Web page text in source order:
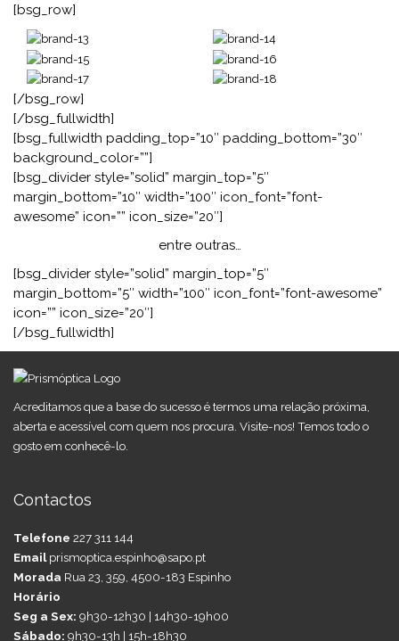
[bsg_row]
[/bsg_row]
[/bsg_fullwidth]
[bsg_fullwidth padding_top=”10″ padding_bottom=”30″
background_color=””]
[bsg_divider style=”solid” margin_top=”5″
margin_bottom=”10″ width=”100″ icon_font=”font-
awesome” icon=”” icon_size=”20″]
entre outras…
[bsg_divider style=”solid” margin_top=”5″
margin_bottom=”5″ width=”100″ icon_font=”font-awesome”
icon=”” icon_size=”20″]
[/bsg_fullwidth]
Acreditamos que a base do sucesso é termos uma relação próxima,
aberta e acessível com quem nos procura. Visite-nos! Temos todo o
gosto em conhecê-lo.
Contactos
Telefone 227 311 144
Emailprismoptica.espinho@sapo.pt
Morada Rua 23, 359, 4500-183 Espinho
Horário
Seg a Sex: 9h30-12h30 | 14h30-19h00
Sábado: 9h30-13h | 15h-18h30